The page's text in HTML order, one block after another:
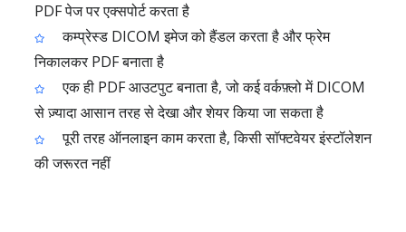
PDF पेज पर एक्सपोर्ट करता है
कम्प्रेस्ड DICOM इमेज को हैंडल करता है और फ्रेम
निकालकर PDF बनाता है
एक ही PDF आउटपुट बनाता है, जो कई वर्कफ़्लो में DICOM
से ज़्यादा आसान तरह से देखा और शेयर किया जा सकता है
पूरी तरह ऑनलाइन काम करता है, किसी सॉफ्टवेयर इंस्टॉलेशन
की जरूरत नहीं